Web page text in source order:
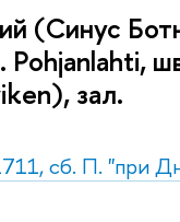
(Синус
Pohjanlahti,
зал.
сб. П. "при